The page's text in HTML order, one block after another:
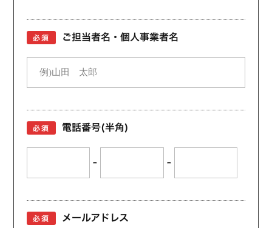
必須 ご担当者名・個人事業者名
必須 電話番号(半角)
- -
必須 メールアドレス